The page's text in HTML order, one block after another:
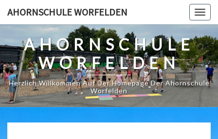
AHORNSCHULE WORFELDEN
AHORNSCHULE
WORFELDEN
Herzlich Willkommen Auf Der Homepage Der Ahornschule
Worfelden